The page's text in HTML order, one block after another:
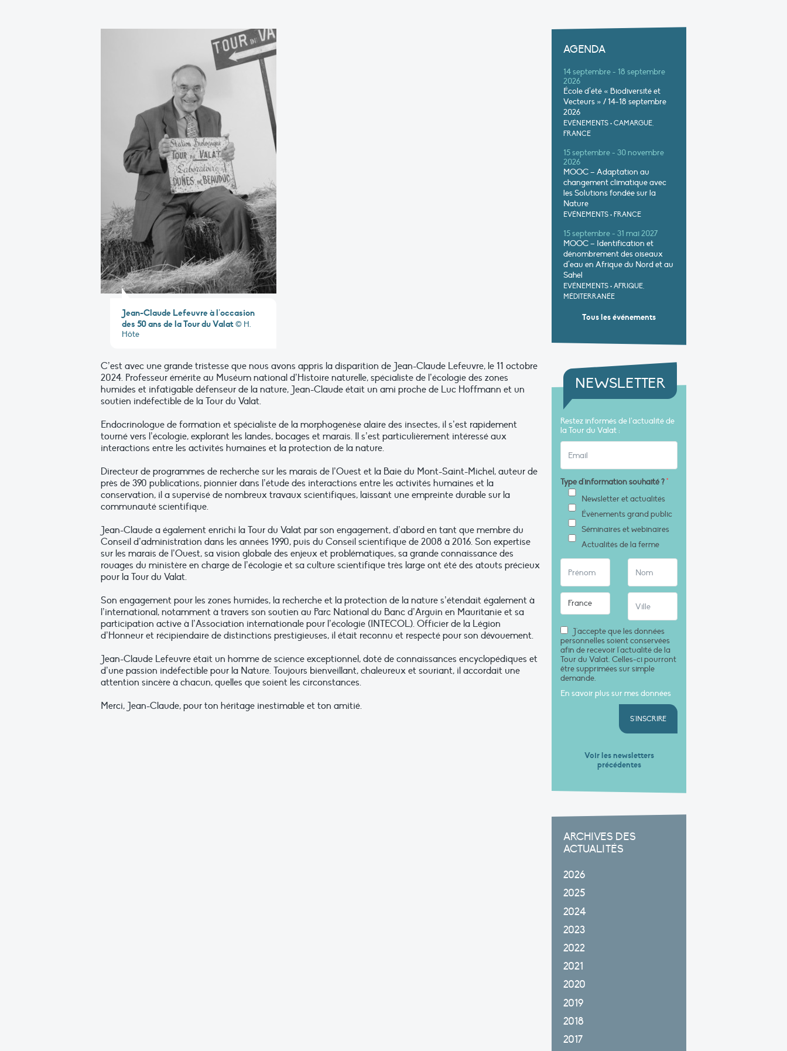
Jean-Claude Lefeuvre à l’occasion
des 50 ans de la Tour du Valat© H.
Hôte
C’est avec une grande tristesse que nous avons appris la disparition de Jean-Claude Lefeuvre, le 11 octobre
2024. Professeur émérite au Muséum national d’Histoire naturelle, spécialiste de l’écologie des zones
humides et infatigable défenseur de la nature, Jean-Claude était un ami proche de Luc Hoffmann et un
soutien indéfectible de la Tour du Valat.
Endocrinologue de formation et spécialiste de la morphogenèse alaire des insectes, il s’est rapidement
tourné vers l’écologie, explorant les landes, bocages et marais. Il s’est particulièrement intéressé aux
interactions entre les activités humaines et la protection de la nature.
Directeur de programmes de recherche sur les marais de l’Ouest et la Baie du Mont-Saint-Michel, auteur de
près de 390 publications, pionnier dans l’étude des interactions entre les activités humaines et la
conservation, il a supervisé de nombreux travaux scientifiques, laissant une empreinte durable sur la
communauté scientifique.
Jean-Claude a également enrichi la Tour du Valat par son engagement, d’abord en tant que membre du
Conseil d’administration dans les années 1990, puis du Conseil scientifique de 2008 à 2016. Son expertise
sur les marais de l’Ouest, sa vision globale des enjeux et problématiques, sa grande connaissance des
rouages du ministère en charge de l’écologie et sa culture scientifique très large ont été des atouts précieux
pour la Tour du Valat.
Son engagement pour les zones humides, la recherche et la protection de la nature s’étendait également à
l’international, notamment à travers son soutien au Parc National du Banc d’Arguin en Mauritanie et sa
participation active à l’Association internationale pour l’écologie (INTECOL). Officier de la Légion
d’Honneur et récipiendaire de distinctions prestigieuses, il était reconnu et respecté pour son dévouement.
Jean-Claude Lefeuvre était un homme de science exceptionnel, doté de connaissances encyclopédiques et
d’une passion indéfectible pour la Nature. Toujours bienveillant, chaleureux et souriant, il accordait une
attention sincère à chacun, quelles que soient les circonstances.
Merci, Jean-Claude, pour ton héritage inestimable et ton amitié.
AGENDA
14 septembre - 18 septembre
2026
École d’été « Biodiversité et
Vecteurs » / 14-18 septembre
2026
EVÉNEMENTS • CAMARGUE,
FRANCE
15 septembre - 30 novembre
2026
MOOC – Adaptation au
changement climatique avec
les Solutions fondée sur la
Nature
EVÉNEMENTS • FRANCE
15 septembre - 31 mai 2027
MOOC – Identification et
dénombrement des oiseaux
d’eau en Afrique du Nord et au
Sahel
EVÉNEMENTS • AFRIQUE,
MÉDITERRANÉE
Tous les événements
NEWSLETTER
Restez informés de l’actualité de
la Tour du Valat :
Type d'information souhaité ?*
Newsletter et actualités
Évènements grand public
Séminaires et webinaires
Actualités de la ferme
J'accepte que les données
personnelles soient conservées
afin de recevoir l'actualité de la
Tour du Valat. Celles-ci pourront
être supprimées sur simple
demande.
En savoir plus sur mes données
S'INSCRIRE
Voir les newsletters
précédentes
ARCHIVES DES
ACTUALITÉS
2026
2025
2024
2023
2022
2021
2020
2019
2018
2017